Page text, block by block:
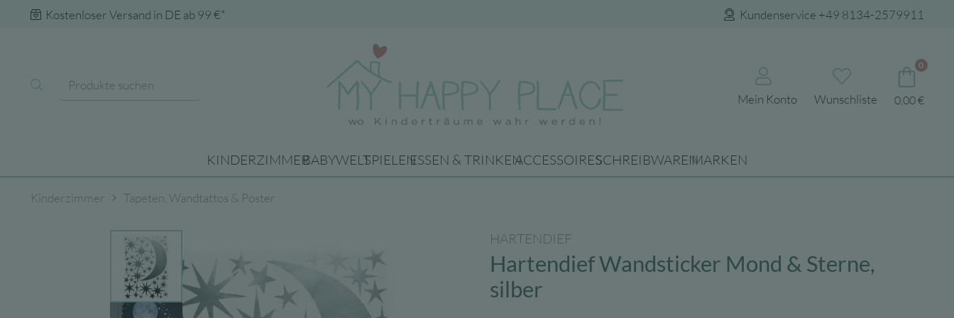
Kostenloser Versand in DE ab 99 €* Kundenservice +49 8134-2579911
Mein Konto Wunschliste
0
0,00€
KINDERZIMMERBABYWELTSPIELENESSEN & TRINKENACCESSOIRESSCHREIBWARENMARKEN
Kinderzimmer Tapeten, Wandtattos & Poster
HARTENDIEF
Hartendief Wandsticker Mond & Sterne,
silber